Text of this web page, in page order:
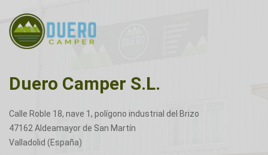
Duero Camper S.L.
Calle Roble 18, nave 1, polígono industrial del Brizo
47162 Aldeamayor de San Martín
Valladolid (España)